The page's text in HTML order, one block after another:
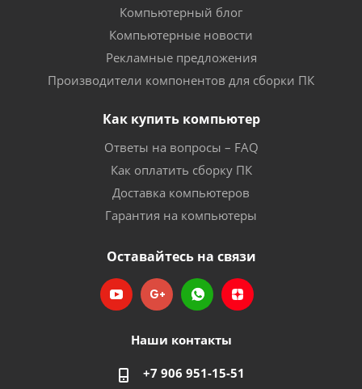
Компьютерный блог
Компьютерные новости
Рекламные предложения
Производители компонентов для сборки ПК
Как купить компьютер
Ответы на вопросы – FAQ
Как оплатить сборку ПК
Доставка компьютеров
Гарантия на компьютеры
Оставайтесь на связи
Наши контакты
+7 906 951-15-51